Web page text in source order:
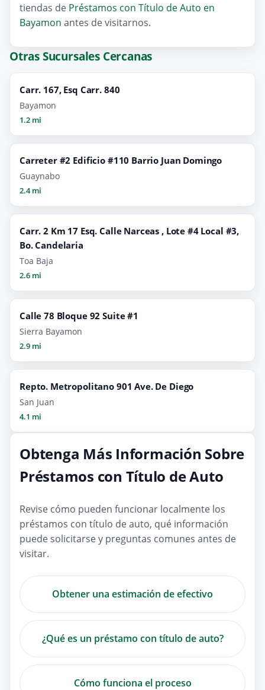
tiendas de Préstamos con Título de Auto en
Bayamon antes de visitarnos.
Otras Sucursales Cercanas
Carr. 167, Esq Carr. 840
Bayamon
1.2 mi
Carreter #2 Edificio #110 Barrio Juan Domingo
Guaynabo
2.4 mi
Carr. 2 Km 17 Esq. Calle Narceas , Lote #4 Local #3,
Bo. Candelaria
Toa Baja
2.6 mi
Calle 78 Bloque 92 Suite #1
Sierra Bayamon
2.9 mi
Repto. Metropolitano 901 Ave. De Diego
San Juan
4.1 mi
Obtenga Más Información Sobre
Préstamos con Título de Auto
Revise cómo pueden funcionar localmente los
préstamos con título de auto, qué información
puede solicitarse y preguntas comunes antes de
visitar.
Obtener una estimación de efectivo
¿Qué es un préstamo con título de auto?
Cómo funciona el proceso